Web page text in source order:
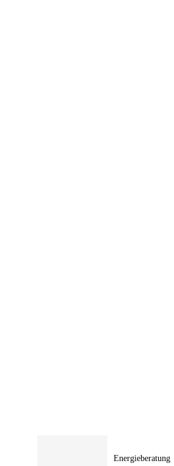
Energieberatung